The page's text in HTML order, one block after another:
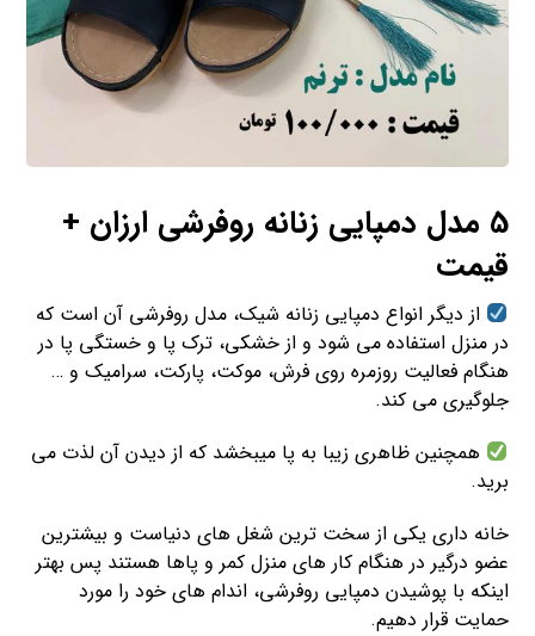
5 مدل دمپایی زنانه روفرشی ارزان +
قیمت
از دیگر انواع دمپایی زنانه شیک، مدل روفرشی آن است که
در منزل استفاده می شود و از خشکی، ترک پا و خستگی پا در
هنگام فعالیت روزمره روی فرش، موکت، پارکت، سرامیک و …
جلوگیری می کند.
همچنین ظاهری زیبا به پا میبخشد که از دیدن آن لذت می
برید.
خانه داری یکی از سخت ترین شغل های دنیاست و بیشترین
عضو درگیر در هنگام کار های منزل کمر و پاها هستند پس بهتر
اینکه با پوشیدن دمپایی روفرشی، اندام های خود را مورد
حمایت قرار دهیم.